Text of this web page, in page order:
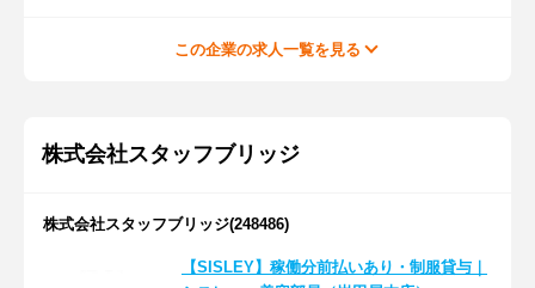
この企業の求人一覧を見る
株式会社スタッフブリッジ
株式会社スタッフブリッジ(248486)
【SISLEY】稼働分前払いあり・制服貸与｜